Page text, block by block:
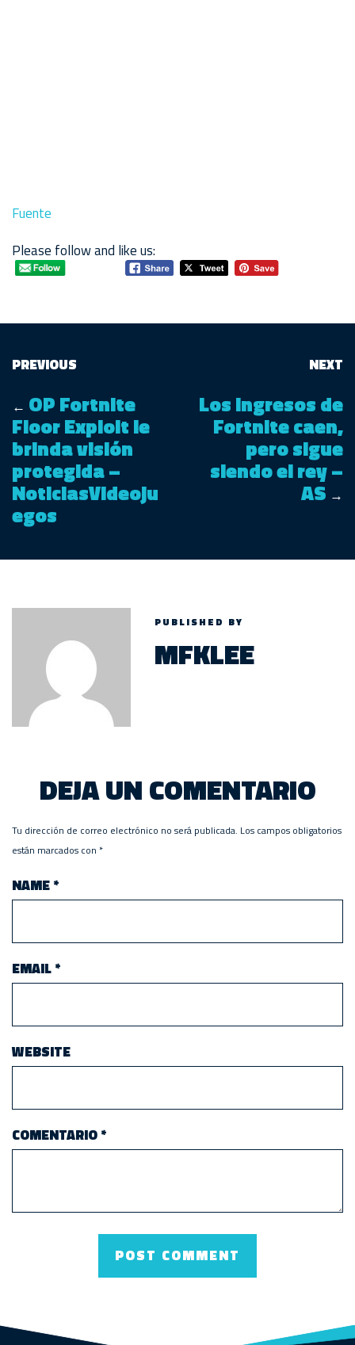
Fuente
Please follow and like us:
PREVIOUS
← OP Fortnite
Floor Exploit le
brinda visión
protegida –
NoticiasVideoju
egos
NEXT
Los ingresos de
Fortnite caen,
pero sigue
siendo el rey –
AS →
PUBLISHED BY
MFKLEE
DEJA UN COMENTARIO
Tu dirección de correo electrónico no será publicada. Los campos obligatorios
están marcados con *
NAME*
EMAIL*
WEBSITE
COMENTARIO*